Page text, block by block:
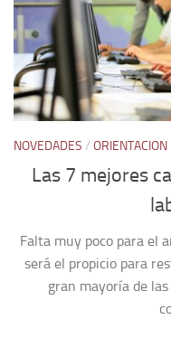
NOVEDADES / ORIENTACION
Las 7 mejores
Falta muy poco para el
será el propicio para
gran mayoría de